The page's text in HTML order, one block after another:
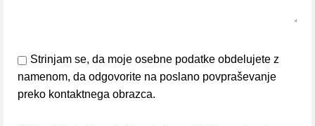
Strinjam se, da moje osebne podatke obdelujete z
namenom, da odgovorite na poslano povpraševanje
preko kontaktnega obrazca.